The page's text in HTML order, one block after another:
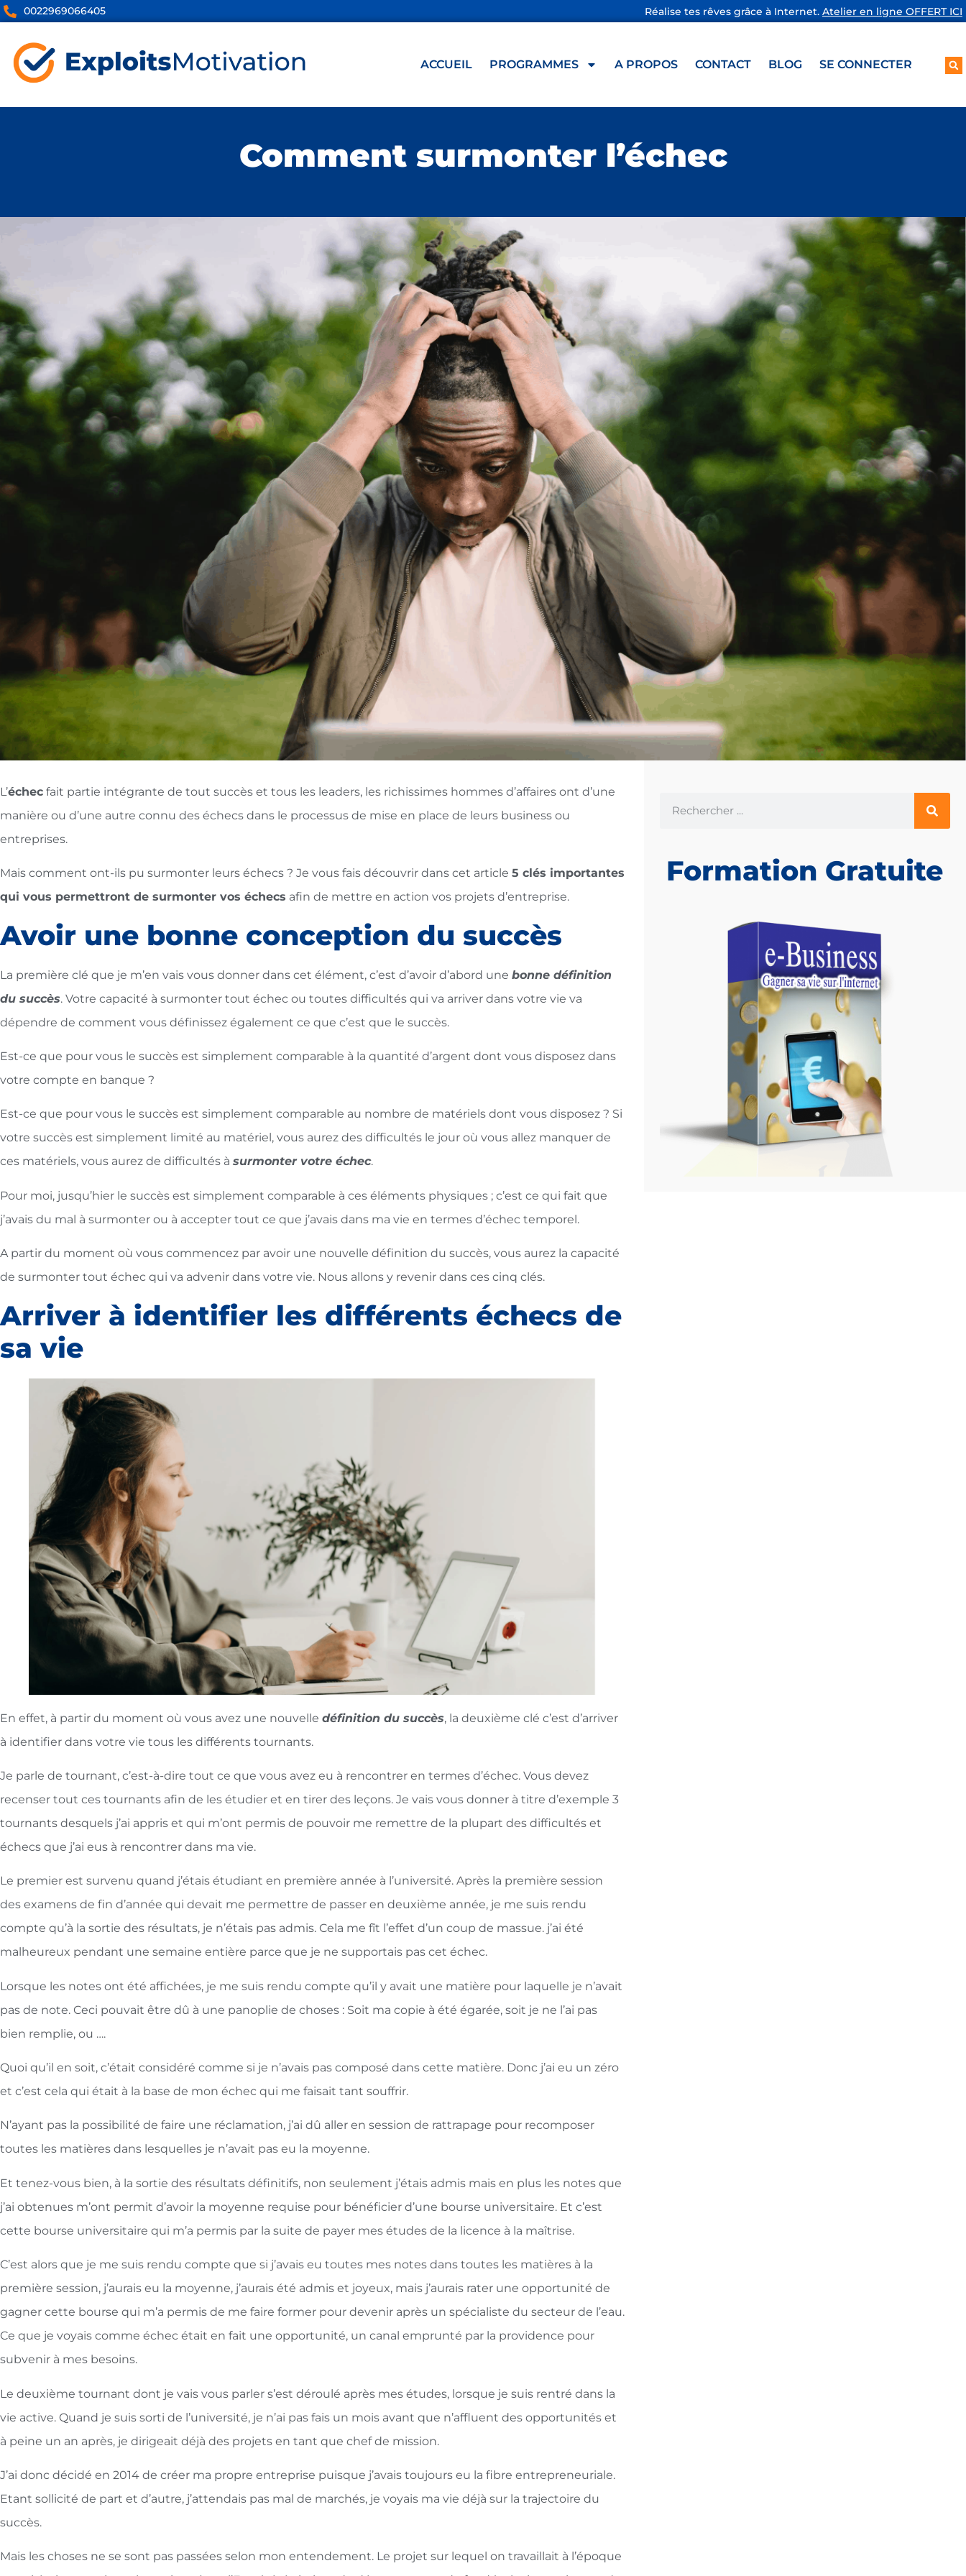
0022969066405 Réalise tes rêves grâce à Internet. Atelier en ligne OFFERT ICI
ACCUEIL PROGRAMMES A PROPOS CONTACT BLOG SE CONNECTER
Comment surmonter l’échec
L’échec fait partie intégrante de tout succès et tous les leaders, les richissimes hommes d’affaires ont d’une
manière ou d’une autre connu des échecs dans le processus de mise en place de leurs business ou
entreprises.
Mais comment ont-ils pu surmonter leurs échecs ? Je vous fais découvrir dans cet article 5 clés importantes
qui vous permettront de surmonter vos échecs afin de mettre en action vos projets d’entreprise.
Avoir une bonne conception du succès
La première clé que je m’en vais vous donner dans cet élément, c’est d’avoir d’abord une bonne définition
du succès. Votre capacité à surmonter tout échec ou toutes difficultés qui va arriver dans votre vie va
dépendre de comment vous définissez également ce que c’est que le succès.
Est-ce que pour vous le succès est simplement comparable à la quantité d’argent dont vous disposez dans
votre compte en banque ?
Est-ce que pour vous le succès est simplement comparable au nombre de matériels dont vous disposez ? Si
votre succès est simplement limité au matériel, vous aurez des difficultés le jour où vous allez manquer de
ces matériels, vous aurez de difficultés à surmonter votre échec.
Pour moi, jusqu’hier le succès est simplement comparable à ces éléments physiques ; c’est ce qui fait que
j’avais du mal à surmonter ou à accepter tout ce que j’avais dans ma vie en termes d’échec temporel.
A partir du moment où vous commencez par avoir une nouvelle définition du succès, vous aurez la capacité
de surmonter tout échec qui va advenir dans votre vie. Nous allons y revenir dans ces cinq clés.
Arriver à identifier les différents échecs de
sa vie
En effet, à partir du moment où vous avez une nouvelle définition du succès, la deuxième clé c’est d’arriver
à identifier dans votre vie tous les différents tournants.
Je parle de tournant, c’est-à-dire tout ce que vous avez eu à rencontrer en termes d’échec. Vous devez
recenser tout ces tournants afin de les étudier et en tirer des leçons. Je vais vous donner à titre d’exemple 3
tournants desquels j’ai appris et qui m’ont permis de pouvoir me remettre de la plupart des difficultés et
échecs que j’ai eus à rencontrer dans ma vie.
Le premier est survenu quand j’étais étudiant en première année à l’université. Après la première session
des examens de fin d’année qui devait me permettre de passer en deuxième année, je me suis rendu
compte qu’à la sortie des résultats, je n’étais pas admis. Cela me fît l’effet d’un coup de massue. j’ai été
malheureux pendant une semaine entière parce que je ne supportais pas cet échec.
Lorsque les notes ont été affichées, je me suis rendu compte qu’il y avait une matière pour laquelle je n’avait
pas de note. Ceci pouvait être dû à une panoplie de choses : Soit ma copie à été égarée, soit je ne l’ai pas
bien remplie, ou ….
Quoi qu’il en soit, c’était considéré comme si je n’avais pas composé dans cette matière. Donc j’ai eu un zéro
et c’est cela qui était à la base de mon échec qui me faisait tant souffrir.
N’ayant pas la possibilité de faire une réclamation, j’ai dû aller en session de rattrapage pour recomposer
toutes les matières dans lesquelles je n’avait pas eu la moyenne.
Et tenez-vous bien, à la sortie des résultats définitifs, non seulement j’étais admis mais en plus les notes que
j’ai obtenues m’ont permit d’avoir la moyenne requise pour bénéficier d’une bourse universitaire. Et c’est
cette bourse universitaire qui m’a permis par la suite de payer mes études de la licence à la maîtrise.
C’est alors que je me suis rendu compte que si j’avais eu toutes mes notes dans toutes les matières à la
première session, j’aurais eu la moyenne, j’aurais été admis et joyeux, mais j’aurais rater une opportunité de
gagner cette bourse qui m’a permis de me faire former pour devenir après un spécialiste du secteur de l’eau.
Ce que je voyais comme échec était en fait une opportunité, un canal emprunté par la providence pour
subvenir à mes besoins.
Le deuxième tournant dont je vais vous parler s’est déroulé après mes études, lorsque je suis rentré dans la
vie active. Quand je suis sorti de l’université, je n’ai pas fais un mois avant que n’affluent des opportunités et
à peine un an après, je dirigeait déjà des projets en tant que chef de mission.
J’ai donc décidé en 2014 de créer ma propre entreprise puisque j’avais toujours eu la fibre entrepreneuriale.
Etant sollicité de part et d’autre, j’attendais pas mal de marchés, je voyais ma vie déjà sur la trajectoire du
succès.
Mais les choses ne se sont pas passées selon mon entendement. Le projet sur lequel on travaillait à l’époque
Formation Gratuite